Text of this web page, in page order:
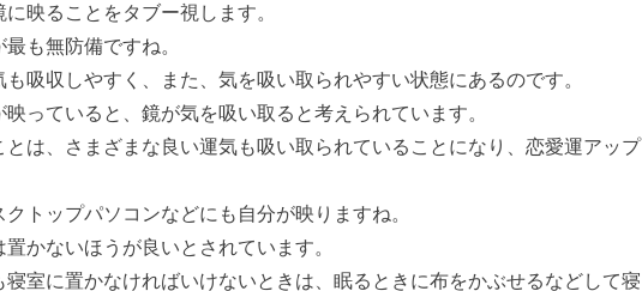
映ることをタブー視します。
も無防備ですね。
吸収しやすく、また、気を吸い取られやすい状態にあるのです。
っていると、鏡が気を吸い取ると考えられています。
は、さまざまな良い運気も吸い取られていることになり、恋愛運アップ
トップパソコンなどにも自分が映りますね。
かないほうが良いとされています。
室に置かなければいけないときは、眠るときに布をかぶせるなどして寝